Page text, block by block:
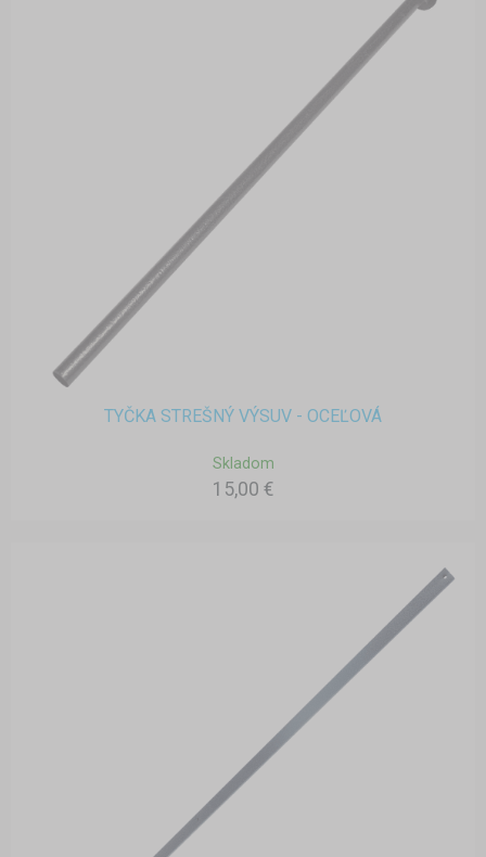
TYČKA STREŠNÝ VÝSUV - OCEĽOVÁ
Skladom
15,00 €